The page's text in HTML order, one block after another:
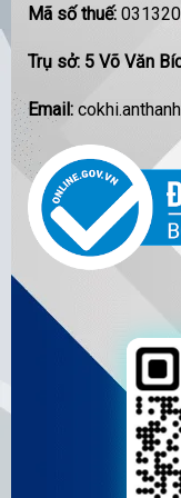
Mã số thuế:
Trụ sở: 5 Võ Văn
Email: